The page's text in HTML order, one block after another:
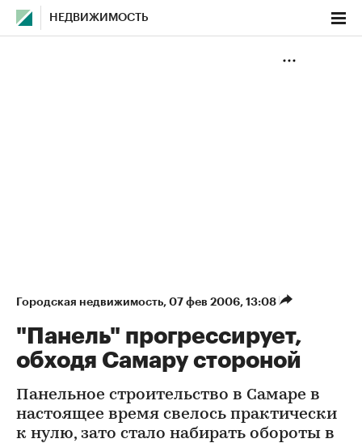
НЕДВИЖИМОСТЬ
Городская недвижимость⁠, 07 фев 2006, 13:08
"Панель" прогрессирует,
обходя Самару стороной
Панельное строительство в Самаре в
настоящее время свелось практически
к нулю, зато стало набирать обороты в